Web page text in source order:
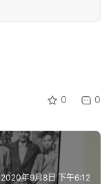
0 0
2020年9月8日 下午6:12